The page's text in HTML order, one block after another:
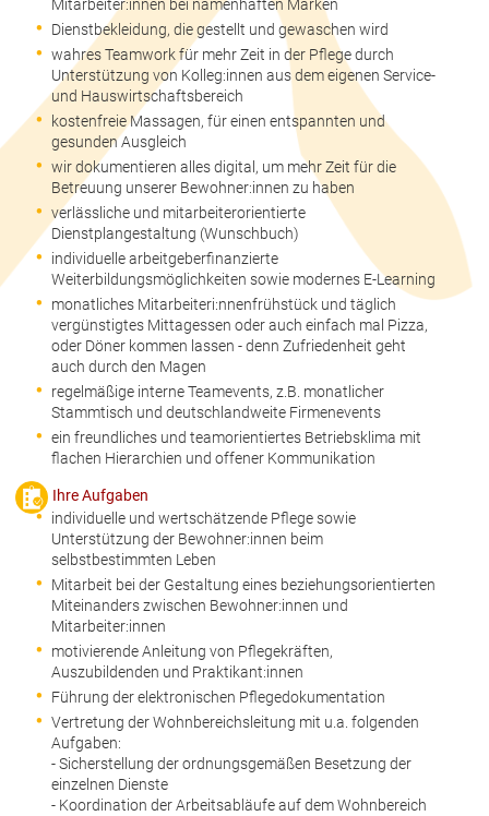
Mitarbeiter:innen bei namenhaften Marken
Dienstbekleidung, die gestellt und gewaschen wird
wahres Teamwork für mehr Zeit in der Pflege durch
Unterstützung von Kolleg:innen aus dem eigenen Service-
und Hauswirtschaftsbereich
kostenfreie Massagen, für einen entspannten und
gesunden Ausgleich
wir dokumentieren alles digital, um mehr Zeit für die
Betreuung unserer Bewohner:innen zu haben
verlässliche und mitarbeiterorientierte
Dienstplangestaltung (Wunschbuch)
individuelle arbeitgeberfinanzierte
Weiterbildungsmöglichkeiten sowie modernes E-Learning
monatliches Mitarbeiteri:nnenfrühstück und täglich
vergünstigtes Mittagessen oder auch einfach mal Pizza,
oder Döner kommen lassen - denn Zufriedenheit geht
auch durch den Magen
regelmäßige interne Teamevents, z.B. monatlicher
Stammtisch und deutschlandweite Firmenevents
ein freundliches und teamorientiertes Betriebsklima mit
flachen Hierarchien und offener Kommunikation
Ihre Aufgaben
individuelle und wertschätzende Pflege sowie
Unterstützung der Bewohner:innen beim
selbstbestimmten Leben
Mitarbeit bei der Gestaltung eines beziehungsorientierten
Miteinanders zwischen Bewohner:innen und
Mitarbeiter:innen
motivierende Anleitung von Pflegekräften,
Auszubildenden und Praktikant:innen
Führung der elektronischen Pflegedokumentation
Vertretung der Wohnbereichsleitung mit u.a. folgenden
Aufgaben:
- Sicherstellung der ordnungsgemäßen Besetzung der
einzelnen Dienste
- Koordination der Arbeitsabläufe auf dem Wohnbereich